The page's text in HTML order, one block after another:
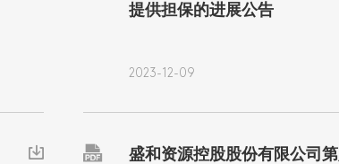
提供担保的进展公告
2023-12-09
 
盛和资源控股股份有限公司